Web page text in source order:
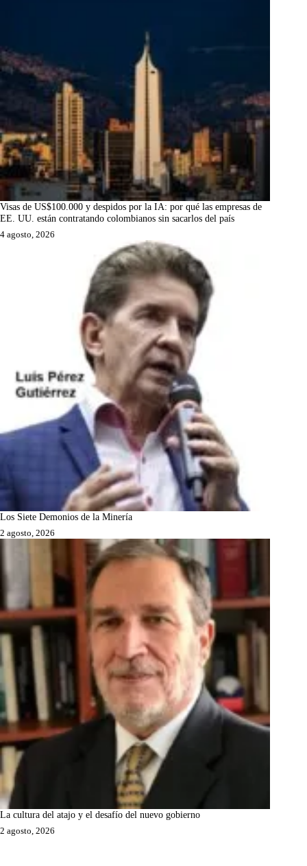
Visas de US$100.000 y despidos por la IA: por qué las empresas de
EE. UU. están contratando colombianos sin sacarlos del país
4 agosto, 2026
Los Siete Demonios de la Minería
2 agosto, 2026
La cultura del atajo y el desafío del nuevo gobierno
2 agosto, 2026